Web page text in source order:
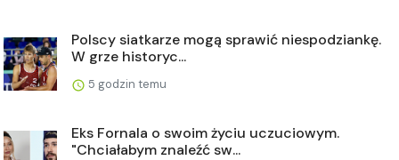
Polscy siatkarze mogą sprawić niespodziankę.
W grze historyc...
5 godzin temu
Eks Fornala o swoim życiu uczuciowym.
"Chciałabym znaleźć sw...